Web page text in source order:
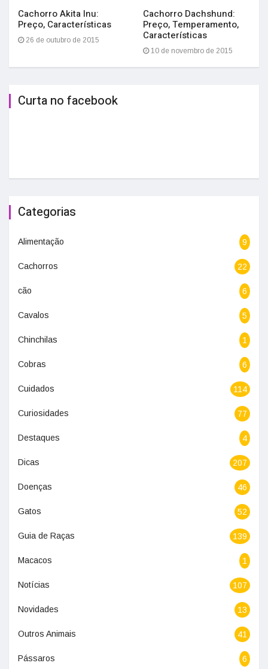
Cachorro Akita Inu:
Preço, Características
26 de outubro de 2015
Cachorro Dachshund:
Preço, Temperamento,
Características
10 de novembro de 2015
Curta no facebook
Categorias
Alimentação 9
Cachorros 22
cão 6
Cavalos 5
Chinchilas 1
Cobras 6
Cuidados 114
Curiosidades 77
Destaques 4
Dicas 207
Doenças 46
Gatos 52
Guia de Raças 139
Macacos 1
Notícias 107
Novidades 13
Outros Animais 41
Pássaros 6